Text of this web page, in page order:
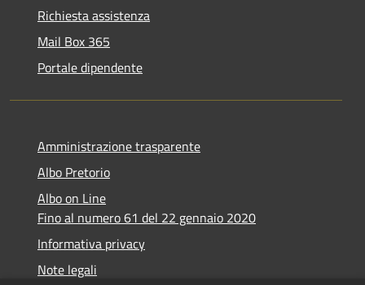
Richiesta assistenza
Mail Box 365
Portale dipendente
Amministrazione trasparente
Albo Pretorio
Albo on Line
Fino al numero 61 del 22 gennaio 2020
Informativa privacy
Note legali